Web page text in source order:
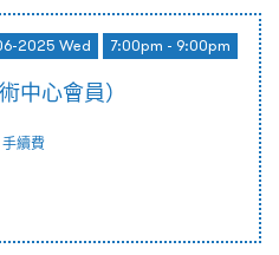
2025 Wed 7:00pm - 9:00pm
中心會員）
手續費